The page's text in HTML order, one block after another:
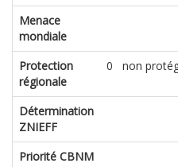
Menace
mondiale
Protection
régionale
0 non
Détermination
ZNIEFF
Priorité CBNM